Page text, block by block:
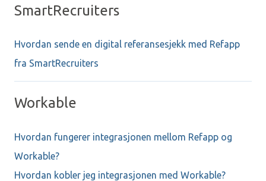
SmartRecruiters
Hvordan sende en digital referansesjekk med Refapp
fra SmartRecruiters
Workable
Hvordan fungerer integrasjonen mellom Refapp og
Workable?
Hvordan kobler jeg integrasjonen med Workable?